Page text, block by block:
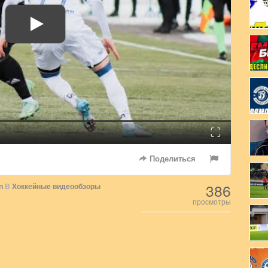
Fullscreen
Поделиться
В Хоккейные видеообзоры 386
просмотры